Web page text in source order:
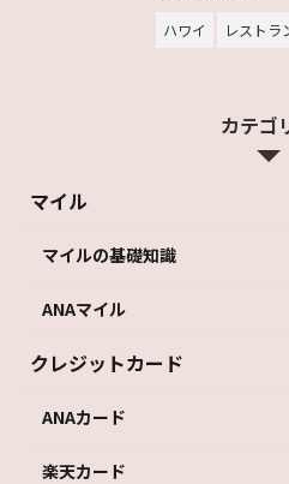
ハワイ レストラ
カテゴ
マイル
マイルの基礎知識
ANAマイル
クレジットカード
ANAカード
楽天カード